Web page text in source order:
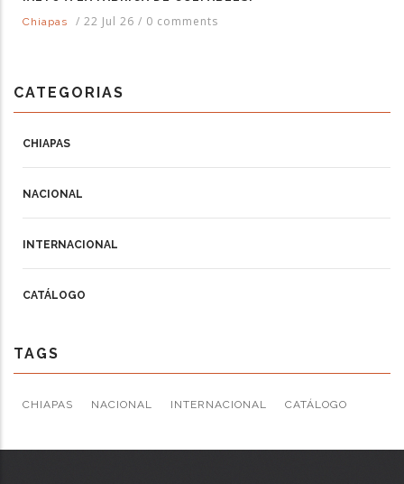
Chiapas
/ 22 Jul 26 / 0 comments
CATEGORIAS
CHIAPAS
NACIONAL
INTERNACIONAL
CATÁLOGO
TAGS
CHIAPAS NACIONAL INTERNACIONAL CATÁLOGO